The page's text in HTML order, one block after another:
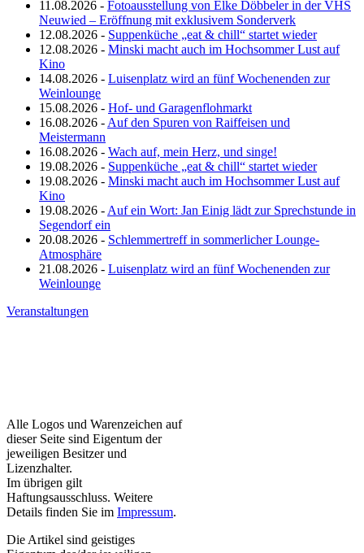
11.08.2026 - Fotoausstellung von Elke Döbbeler in der VHS
Neuwied – Eröffnung mit exklusivem Sonderverk
12.08.2026 - Suppenküche „eat & chill“ startet wieder
12.08.2026 - Minski macht auch im Hochsommer Lust auf
Kino
14.08.2026 - Luisenplatz wird an fünf Wochenenden zur
Weinlounge
15.08.2026 - Hof- und Garagenflohmarkt
16.08.2026 - Auf den Spuren von Raiffeisen und
Meistermann
16.08.2026 - Wach auf, mein Herz, und singe!
19.08.2026 - Suppenküche „eat & chill“ startet wieder
19.08.2026 - Minski macht auch im Hochsommer Lust auf
Kino
19.08.2026 - Auf ein Wort: Jan Einig lädt zur Sprechstunde in
Segendorf ein
20.08.2026 - Schlemmertreff in sommerlicher Lounge-
Atmosphäre
21.08.2026 - Luisenplatz wird an fünf Wochenenden zur
Weinlounge
Veranstaltungen
Alle Logos und Warenzeichen auf
dieser Seite sind Eigentum der
jeweiligen Besitzer und
Lizenzhalter.
Im übrigen gilt
Haftungsausschluss. Weitere
Details finden Sie im Impressum.
Die Artikel sind geistiges